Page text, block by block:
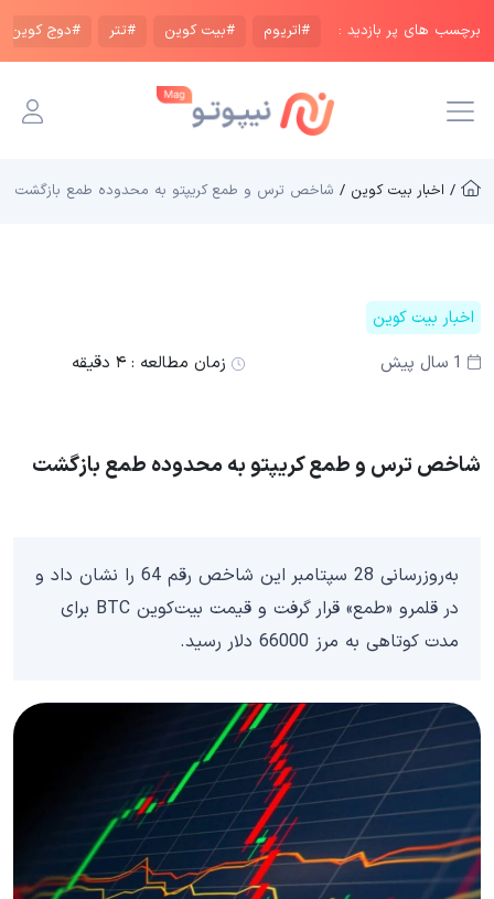
برچسب های پر بازدید : #اتریوم #بیت کوین #تتر #دوج کوین
/ اخبار بیت کوین / شاخص ترس و طمع کریپتو به محدوده طمع بازگشت
اخبار بیت کوین
1 سال پیش
زمان مطالعه : ۴ دقیقه
شاخص ترس و طمع کریپتو به محدوده طمع بازگشت
به‌روزرسانی 28 سپتامبر این شاخص رقم 64 را نشان داد و
در قلمرو «طمع» قرار گرفت و قیمت بیت‌کوین BTC برای
مدت کوتاهی به مرز 66000 دلار رسید.